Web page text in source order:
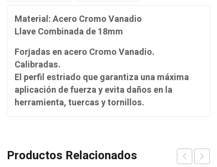
Material: Acero Cromo Vanadio
Llave Combinada de 18mm
Forjadas en acero Cromo Vanadio.
Calibradas.
El perfil estriado que garantiza una máxima
aplicación de fuerza y evita daños en la
herramienta, tuercas y tornillos.
Productos Relacionados